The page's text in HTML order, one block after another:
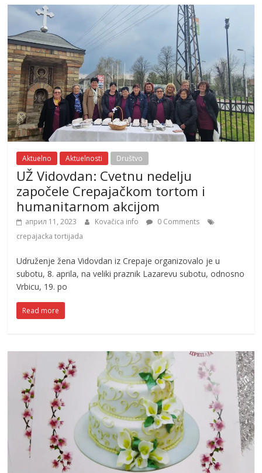
Aktuelno Aktuelnosti Društvo
UŽ Vidovdan: Cvetnu nedelju
započele Crepajačkom tortom i
humanitarnom akcijom
април 11, 2023 Kovačica info
0 Comments
crepajacka tortijada
Udruženje žena Vidovdan iz Crepaje organizovalo je u
subotu, 8. aprila, na veliki praznik Lazarevu subotu, odnosno
Vrbicu, 19. po
Read more